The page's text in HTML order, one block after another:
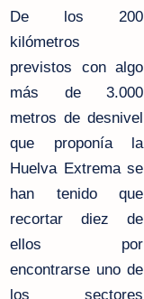
De los 200
kilómetros
previstos con algo
más de 3.000
metros de desnivel
que proponía la
Huelva Extrema se
han tenido que
recortar diez de
ellos por
encontrarse uno de
los sectores